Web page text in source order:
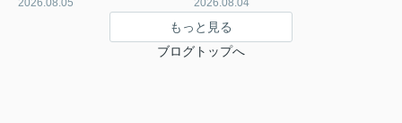
もっと見る
ブログトップへ